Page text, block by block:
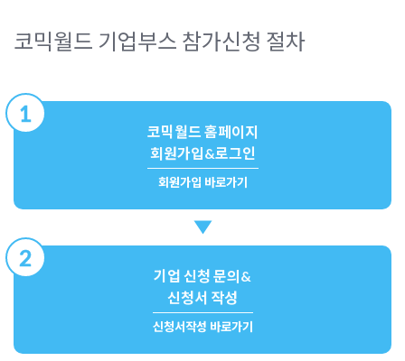
코믹월드 기업부스 참가신청 절차
1
코믹월드 홈페이지
회원가입&로그인
회원가입 바로가기
2
기업 신청 문의&
신청서 작성
신청서작성 바로가기